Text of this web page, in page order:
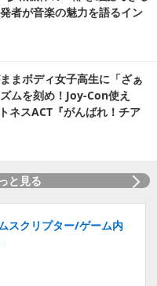
者が音楽の魅力を語るイン
まボディ女子高生に「ざぁ
ムを刻め！Joy-Con使え
ネスACT『がんばれ！チア
と見る
スクリプター/ゲーム内